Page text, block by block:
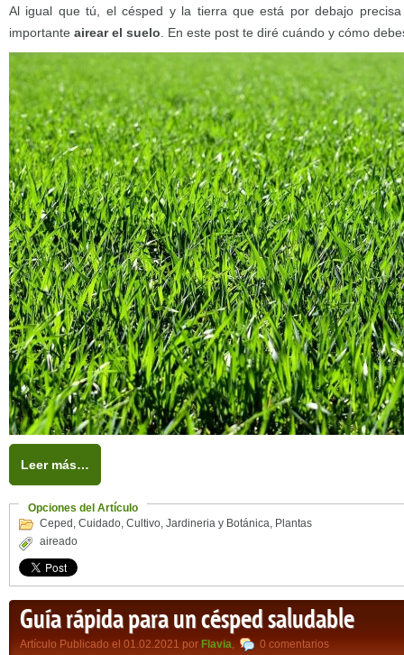
Al igual que tú, el césped y la tierra que está por debajo
importante airear el suelo . En este post te diré cuándo y cómo
Leer más…
Opciones del Artículo
Ceped , Cuidado, Cultivo, Jardineria y Botánica, Plantas
aireado
Guía rápida para un césped saludable
Artículo Publicado el 01.02.2021 por Flavia, 0 comentarios